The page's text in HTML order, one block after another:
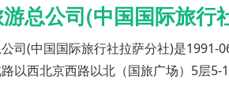
总公司(中国国际旅行
司(中国国际旅行社拉萨分社)是1991-
以西北京西路以北（国旅广场）5层5-1-